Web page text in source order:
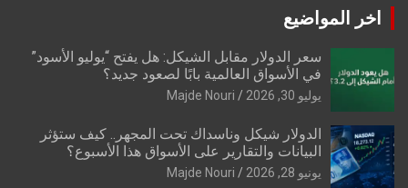
اخر المواضيع
سعر الدولار مقابل الشيكل: هل يفتح “يوليو الأسود”
في الأسواق العالمية بابًا لصعود جديد؟
يوليو 30, 2026 Majde Nouri
الدولار شيكل وناسداك تحت المجهر.. كيف ستؤثر
البيانات والتقارير على الأسواق هذا الأسبوع؟
يونيو 28, 2026 Majde Nouri